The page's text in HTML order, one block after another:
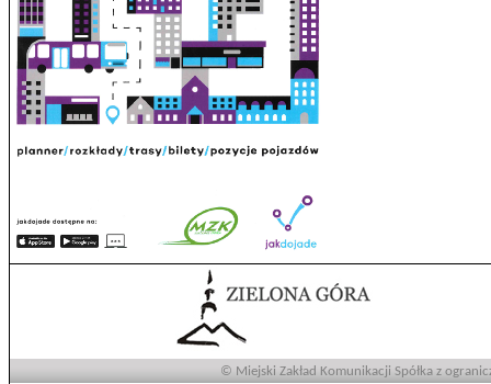
© Miejski Zakład Komunikacji Spółka z